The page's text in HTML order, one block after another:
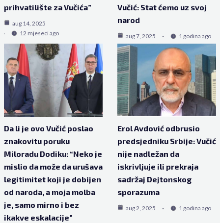
prihvatilište za Vučića”
aug 14, 2025
12 mjeseci ago
Vučić: Stat ćemo uz svoj
narod
aug 7, 2025 1 godina ago
Da li je ovo Vučić poslao
znakovitu poruku
Miloradu Dodiku: “Neko je
mislio da može da urušava
legitimitet koji je dobijen
od naroda, a moja molba
je, samo mirno i bez
ikakve eskalacije”
Erol Avdović odbrusio
predsjedniku Srbije: Vučić
nije nadležan da
iskrivljuje ili prekraja
sadržaj Dejtonskog
sporazuma
aug 2, 2025 1 godina ago